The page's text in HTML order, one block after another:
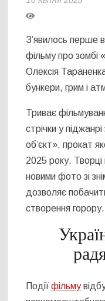
З’явилось перше
фільму про зомбі
Олексія
бункери, грим і
Триває
стрічки у
об’єкт», прокат
2025 року.
новими фото зі
дозволяє
створення горору.
Подіїфільму